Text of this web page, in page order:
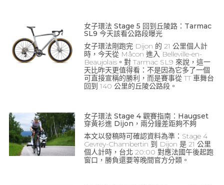
女子環法 Stage 5 回到丘陵路：Tarmac
SL9 今天該看公路段曝光
女子環法剛跑完 Dijon 的 21 公里個人計
時，今天從 Mâcon 進入 Belleville-en-
Beaujolais。對 Tarmac SL9 來說，這一
天比昨天更值得看：不是因為它多了一個
可直接宣稱的勝利，而是賽事從 TT 車舞台
回到 140 公里的丘陵公路段。
女子環法 Stage 4 觀賽指南：Haugset
穿黃衫進 Dijon，兩分鐘差距夠不夠
本文以發稿時可確認資料為準：Stage 4
Gevrey-Chambertin 到 Dijon 是 21 公里
個人計時，台北 20:00 對應法國午後起跑
窗口，勝負還要等晚間官方分類。